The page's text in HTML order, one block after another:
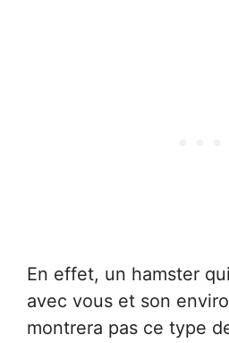
En effet, un hamster qui
avec vous et son
montrera pas ce type